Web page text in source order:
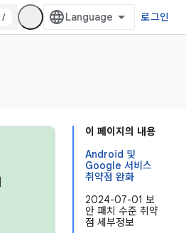
/ 로그인
이 페이지의 내용
Android 및
Google 서비스
취약점 완화
2024-07-01 보
안 패치 수준 취약
점 세부정보